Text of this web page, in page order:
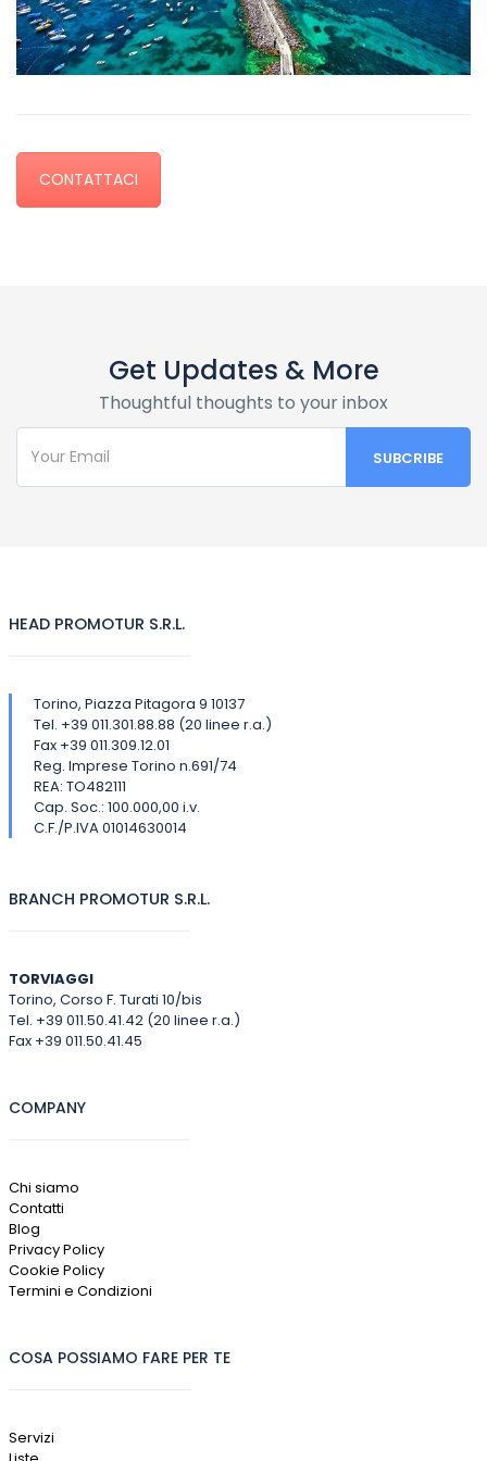
CONTATTACI
Get Updates & More
Thoughtful thoughts to your inbox
HEAD PROMOTUR S.R.L.
Torino, Piazza Pitagora 9 10137
Tel. +39 011.301.88.88 (20 linee r.a.)
Fax +39 011.309.12.01
Reg. Imprese Torino n.691/74
REA: TO482111
Cap. Soc.: 100.000,00 i.v.
C.F./P.IVA 01014630014
BRANCH PROMOTUR S.R.L.
TORVIAGGI
Torino, Corso F. Turati 10/bis
Tel. +39 011.50.41.42 (20 linee r.a.)
Fax +39 011.50.41.45
COMPANY
Chi siamo
Contatti
Blog
Privacy Policy
Cookie Policy
Termini e Condizioni
COSA POSSIAMO FARE PER TE
Servizi